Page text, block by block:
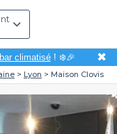
climatisé! ❄️🎉 ✖
Lyon Maison Clovis